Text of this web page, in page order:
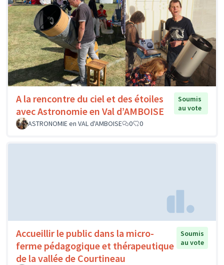
A la rencontre du ciel et des étoiles
avec Astronomie en Val d’AMBOISE
Soumis
au vote
ASTRONOMIE en VAL d'AMBOISE
0 0
Accueillir le public dans la micro-
ferme pédagogique et thérapeutique
de la vallée de Courtineau
Soumis
au vote